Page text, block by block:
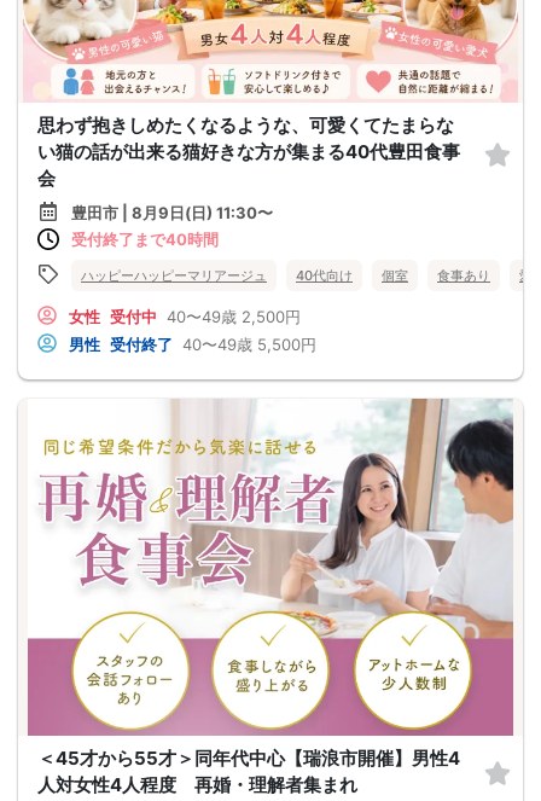
思わず抱きしめたくなるような、可愛くてたまらな
い猫の話が出来る猫好きな方が集まる40代豊田食事
会
豊田市 | 8月9日(日) 11:30〜
受付終了まで40時間
ハッピーハッピーマリアージュ 40代向け 個室 食事あり 愛
女性 受付中 40〜49歳 2,500円
男性 受付終了 40〜49歳 5,500円
＜45才から55才＞同年代中心【瑞浪市開催】男性4
人対女性4人程度 再婚・理解者集まれ